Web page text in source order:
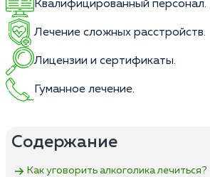
Квалифицированный персонал.
Лечение сложных расстройств.
Лицензии и сертификаты.
Гуманное лечение.
Содержание
Как уговорить алкоголика лечиться?